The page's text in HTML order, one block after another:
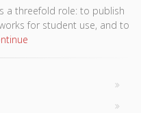
a threefold role: to publish
for student use, and to